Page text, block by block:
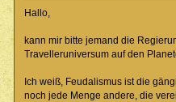
Hallo,
kann mir bitte jemand die
Travelleruniversum auf den
Ich weiß, Feudalismus ist die
noch jede Menge andere, die